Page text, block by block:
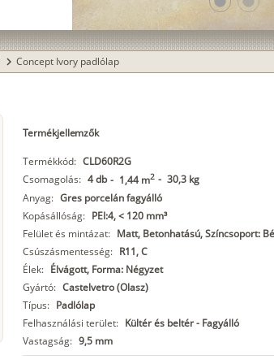
chevron_right Concept Ivory padlólap
Termékjellemzők
Termékkód: CLD60R2G
Csomagolás: 4 db - 1,44 m2 - 30,3 kg
Anyag: Gres porcelán fagyálló
Kopásállóság: PEI:4, < 120 mm³
Felület és mintázat: Matt, Betonhatású, Színcsoport:
Csúszásmentesség: R11, C
Élek: Élvágott, Forma: Négyzet
Gyártó: Castelvetro (Olasz)
Típus: Padlólap
Felhasználási terület: Kültér és beltér - Fagyálló
Vastagság: 9,5 mm